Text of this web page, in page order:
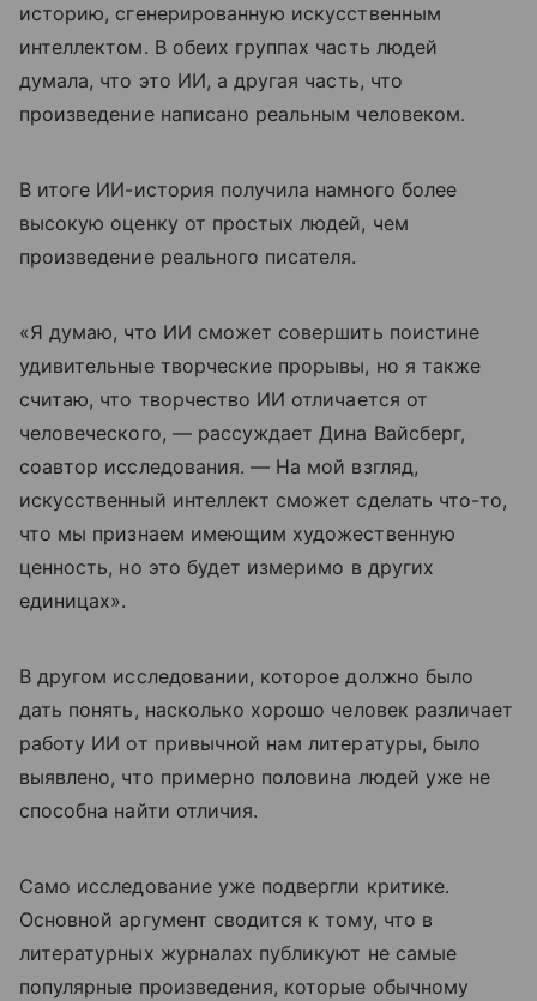
историю, сгенерированную искусственным
интеллектом. В обеих группах часть людей
думала, что это ИИ, а другая часть, что
произведение написано реальным человеком.
В итоге ИИ-история получила намного более
высокую оценку от простых людей, чем
произведение реального писателя.
«Я думаю, что ИИ сможет совершить поистине
удивительные творческие прорывы, но я также
считаю, что творчество ИИ отличается от
человеческого, — рассуждает Дина Вайсберг,
соавтор исследования. — На мой взгляд,
искусственный интеллект сможет сделать что-то,
что мы признаем имеющим художественную
ценность, но это будет измеримо в других
единицах».
В другом исследовании, которое должно было
дать понять, насколько хорошо человек различает
работу ИИ от привычной нам литературы, было
выявлено, что примерно половина людей уже не
способна найти отличия.
Само исследование уже подвергли критике.
Основной аргумент сводится к тому, что в
литературных журналах публикуют не самые
популярные произведения, которые обычному